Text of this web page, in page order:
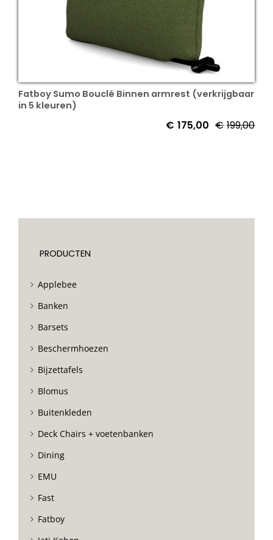
Fatboy Sumo Bouclé Binnen armrest (verkrijgbaar
in 5 kleuren)
€ 199,00
€ 175,00
PRODUCTEN
Applebee
Banken
Barsets
Beschermhoezen
Bijzettafels
Blomus
Buitenkleden
Deck Chairs + voetenbanken
Dining
EMU
Fast
Fatboy